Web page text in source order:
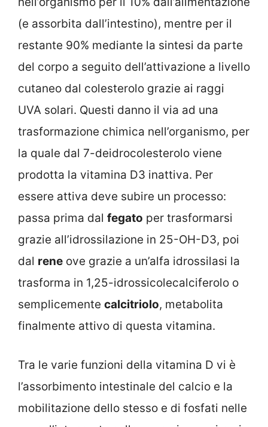
(e assorbita dall’intestino), mentre per il
restante 90% mediante la sintesi da parte
del corpo a seguito dell’attivazione a livello
cutaneo dal colesterolo grazie ai raggi
UVA solari. Questi danno il via ad una
trasformazione chimica nell’organismo, per
la quale dal 7-deidrocolesterolo viene
prodotta la vitamina D3 inattiva. Per
essere attiva deve subire un processo:
passa prima dal fegato per trasformarsi
grazie all’idrossilazione in 25-OH-D3, poi
dal rene ove grazie a un’alfa idrossilasi la
trasforma in 1,25-idrossicolecalciferolo o
semplicemente calcitriolo, metabolita
finalmente attivo di questa vitamina.
Tra le varie funzioni della vitamina D vi è
l’assorbimento intestinale del calcio e la
mobilitazione dello stesso e di fosfati nelle